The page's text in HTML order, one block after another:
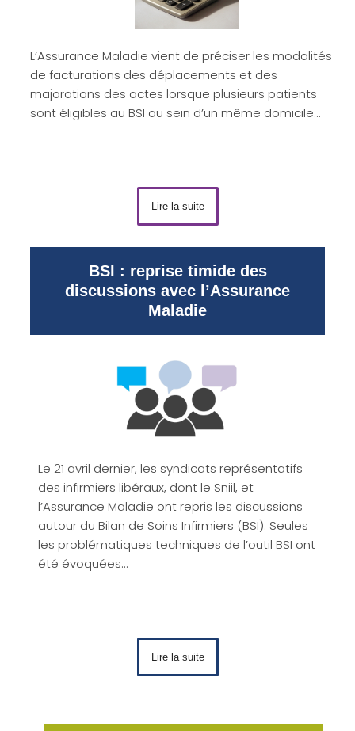
L’Assurance Maladie vient de préciser les modalités
de facturations des déplacements et des
majorations des actes lorsque plusieurs patients
sont éligibles au BSI au sein d’un même domicile…
Lire la suite
BSI : reprise timide des
discussions avec l’Assurance
Maladie
Le 21 avril dernier, les syndicats représentatifs
des infirmiers libéraux, dont le Sniil, et
l’Assurance Maladie ont repris les discussions
autour du Bilan de Soins Infirmiers (BSI). Seules
les problématiques techniques de l’outil BSI ont
été évoquées…
Lire la suite